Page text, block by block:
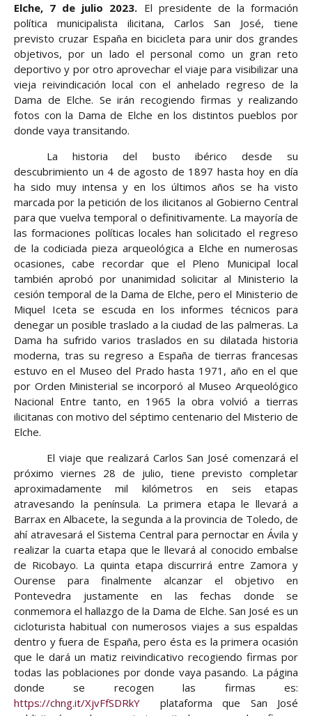
Elche, 7 de julio 2023. El presidente de la formación
política municipalista ilicitana, Carlos San José, tiene
previsto cruzar España en bicicleta para unir dos grandes
objetivos, por un lado el personal como un gran reto
deportivo y por otro aprovechar el viaje para visibilizar una
vieja reivindicación local con el anhelado regreso de la
Dama de Elche. Se irán recogiendo firmas y realizando
fotos con la Dama de Elche en los distintos pueblos por
donde vaya transitando.
La historia del busto ibérico desde su
descubrimiento un 4 de agosto de 1897 hasta hoy en día
ha sido muy intensa y en los últimos años se ha visto
marcada por la petición de los ilicitanos al Gobierno Central
para que vuelva temporal o definitivamente. La mayoría de
las formaciones políticas locales han solicitado el regreso
de la codiciada pieza arqueológica a Elche en numerosas
ocasiones, cabe recordar que el Pleno Municipal local
también aprobó por unanimidad solicitar al Ministerio la
cesión temporal de la Dama de Elche, pero el Ministerio de
Miquel Iceta se escuda en los informes técnicos para
denegar un posible traslado a la ciudad de las palmeras. La
Dama ha sufrido varios traslados en su dilatada historia
moderna, tras su regreso a España de tierras francesas
estuvo en el Museo del Prado hasta 1971, año en el que
por Orden Ministerial se incorporó al Museo Arqueológico
Nacional Entre tanto, en 1965 la obra volvió a tierras
ilicitanas con motivo del séptimo centenario del Misterio de
Elche.
El viaje que realizará Carlos San José comenzará el
próximo viernes 28 de julio, tiene previsto completar
aproximadamente mil kilómetros en seis etapas
atravesando la península. La primera etapa le llevará a
Barrax en Albacete, la segunda a la provincia de Toledo, de
ahí atravesará el Sistema Central para pernoctar en Ávila y
realizar la cuarta etapa que le llevará al conocido embalse
de Ricobayo. La quinta etapa discurrirá entre Zamora y
Ourense para finalmente alcanzar el objetivo en
Pontevedra justamente en las fechas donde se
conmemora el hallazgo de la Dama de Elche. San José es un
cicloturista habitual con numerosos viajes a sus espaldas
dentro y fuera de España, pero ésta es la primera ocasión
que le dará un matiz reivindicativo recogiendo firmas por
todas las poblaciones por donde vaya pasando. La página
donde se recogen las firmas es:
https://chng.it/XjvFfSDRkY plataforma que San José